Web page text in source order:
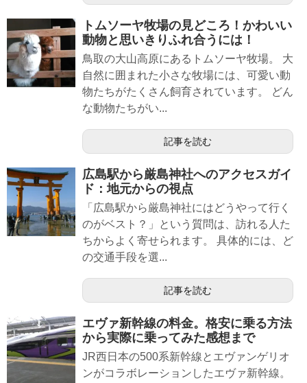
トムソーヤ牧場の見どころ！かわいい
動物と思いきりふれ合うには！
鳥取の大山高原にあるトムソーヤ牧場。 大
自然に囲まれた小さな牧場には、可愛い動
物たちがたくさん飼育されています。 どん
な動物たちがい...
記事を読む
広島駅から厳島神社へのアクセスガイ
ド：地元からの視点
「広島駅から厳島神社にはどうやって行く
のがベスト？」という質問は、訪れる人た
ちからよく寄せられます。 具体的には、ど
の交通手段を選...
記事を読む
エヴァ新幹線の料金。格安に乗る方法
から実際に乗ってみた感想まで
JR西日本の500系新幹線とエヴァンゲリオ
ンがコラボレーションしたエヴァ新幹線。